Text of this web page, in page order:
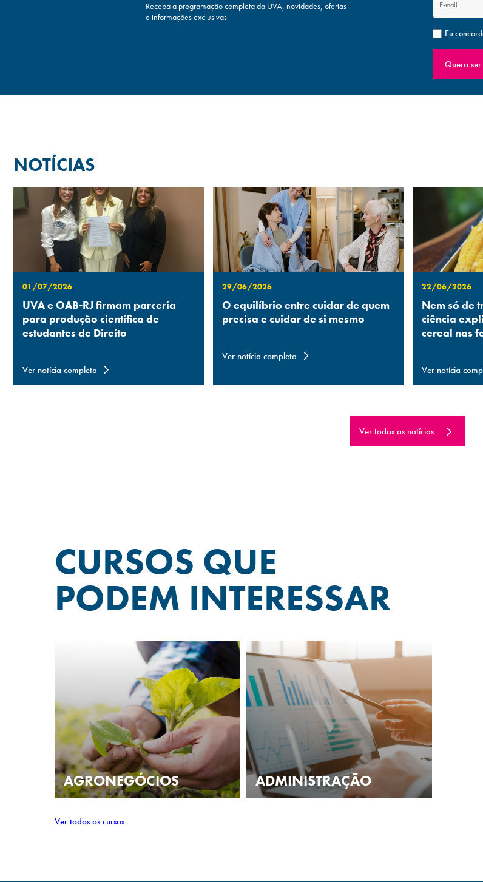
Receba a programação completa da UVA, novidades, ofertas
e informações exclusivas.
Eu
Quero
NOTÍCIAS
01/07/2026
UVA e OAB-RJ firmam parceria
para produção científica de
estudantes de Direito
Ver notícia completa
29/06/2026
O equilíbrio entre cuidar de quem
precisa e cuidar de si mesmo
Ver notícia completa
22/06/2026
Nem só de
ciência
cereal nas
Ver notícia
Ver todas as notícias
CURSOS QUE
PODEM INTERESSAR
AGRONEGÓCIOS ADMINISTRAÇÃO
Ver todos os cursos